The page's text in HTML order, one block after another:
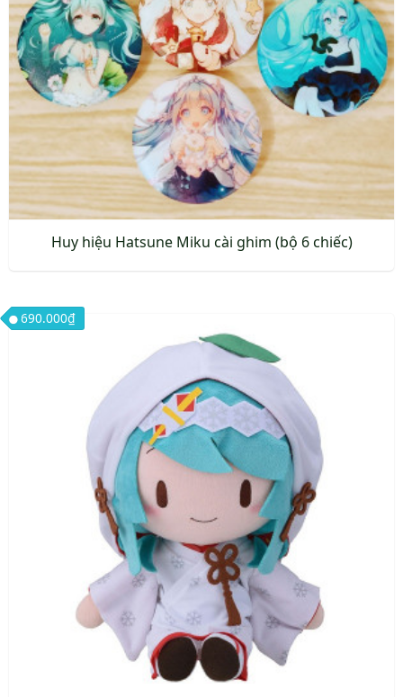
Huy hiệu Hatsune Miku cài ghim (bộ 6 chiếc)
690.000₫